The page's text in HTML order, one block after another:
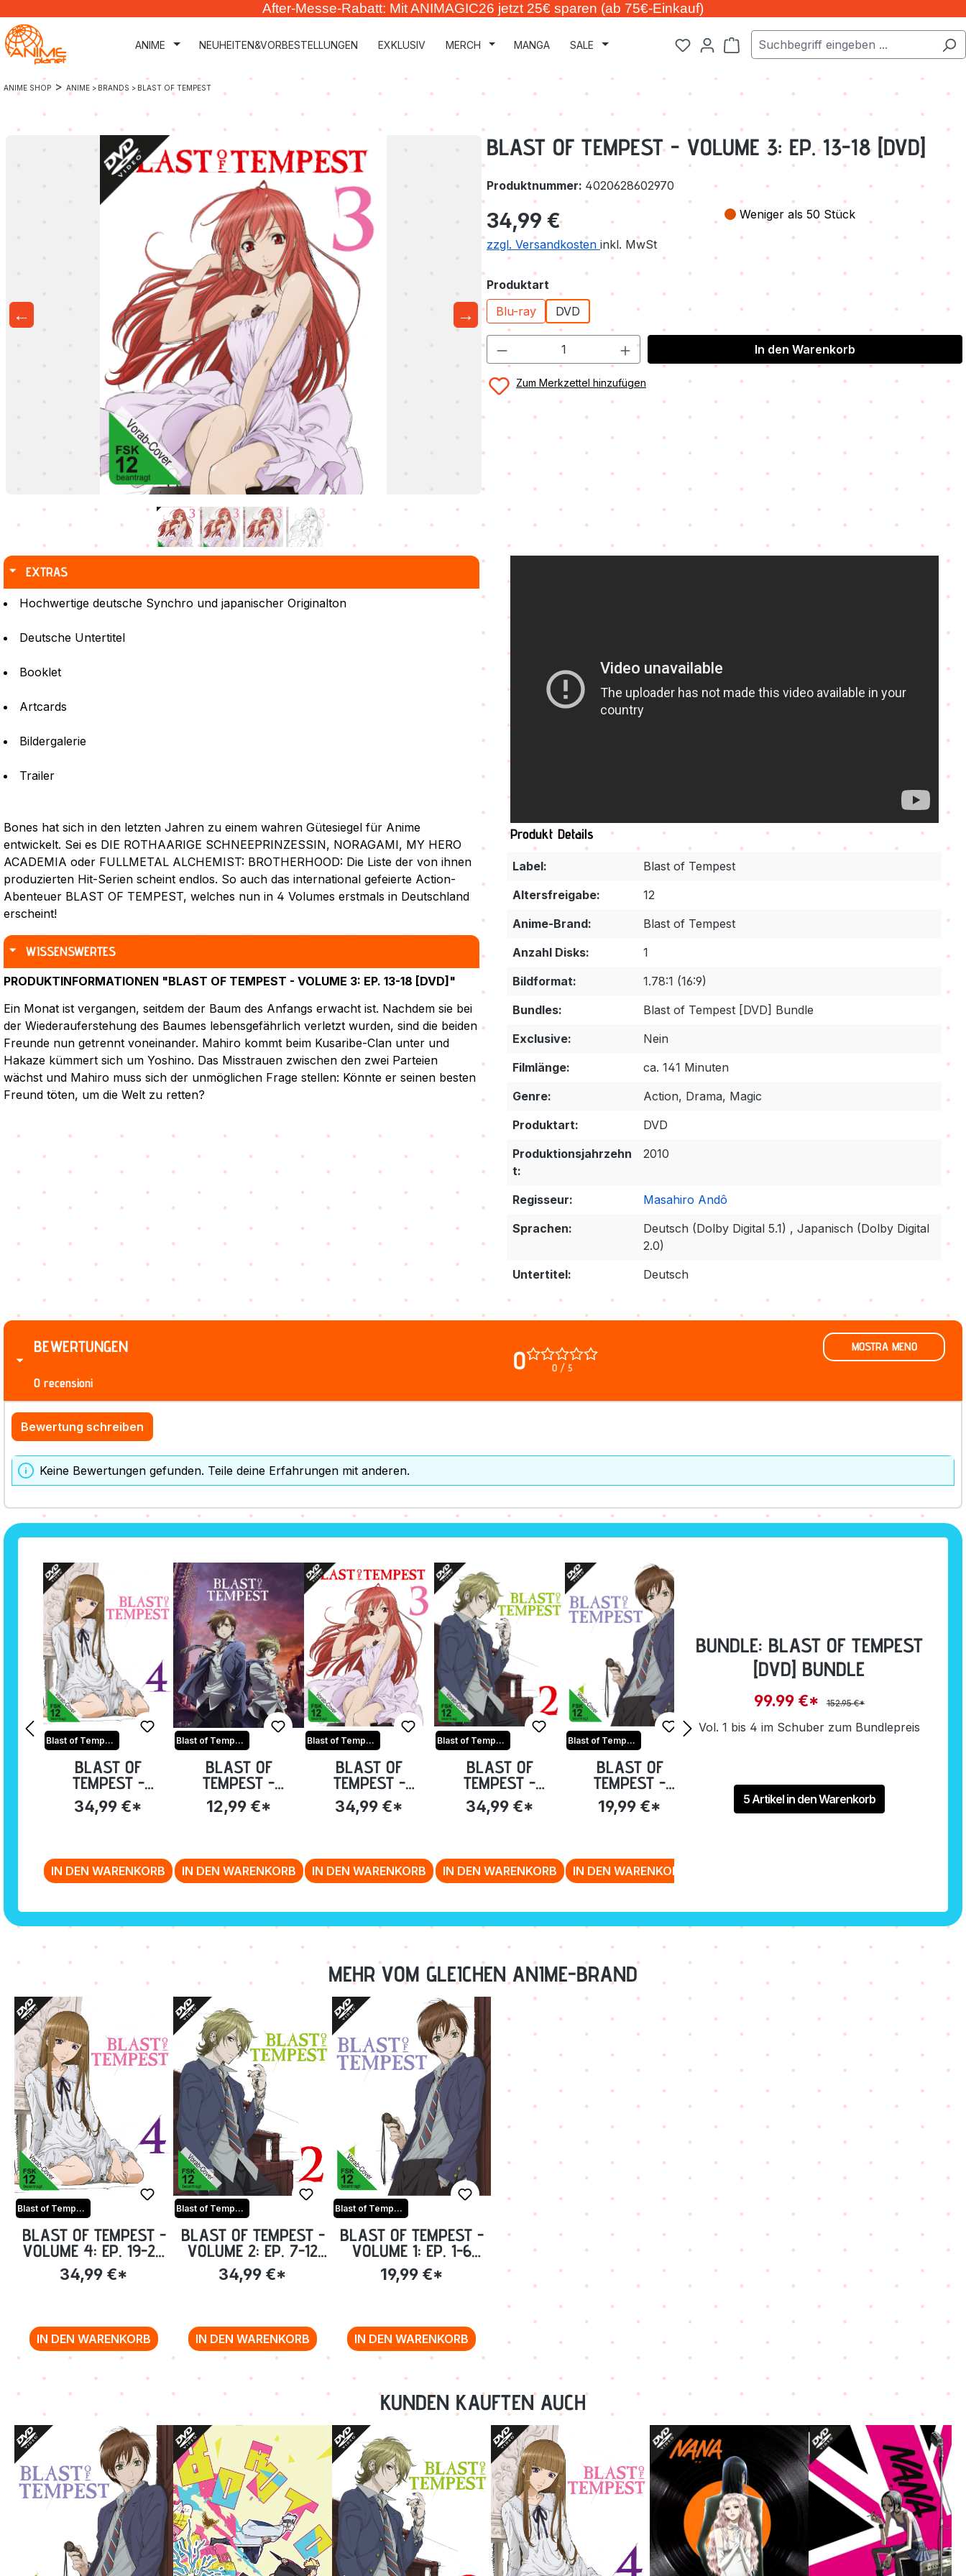
Hauptinhalt springen
Zur Suche springen
Zur Hauptnavigation springen
After-Messe-Rabatt: Mit ANIMAGIC26 jetzt 25€ sparen (ab 75€-Einkauf)
ANIME NEUHEITEN&VORBESTELLUNGEN EXKLUSIV MERCH MANGA SALE Warenkorb enthält 0 Positionen. Der
ANIME SHOP > ANIME > BRANDS > BLAST OF TEMPEST
← →
BLAST OF TEMPEST - VOLUME 3: EP. 13-18 [DVD]
Produktnummer: 4020628602970
Regulärer Preis:
34,99 €
zzgl. Versandkosten inkl. MwSt
Weniger als 50 Stück
Produktart
Blu-ray
DVD
In den Warenkorb
Zum Merkzettel hinzufügen
EXTRAS
Hochwertige deutsche Synchro und japanischer Originalton
Deutsche Untertitel
Booklet
Artcards
Bildergalerie
Trailer
Bones hat sich in den letzten Jahren zu einem wahren Gütesiegel für Anime
entwickelt. Sei es DIE ROTHAARIGE SCHNEEPRINZESSIN, NORAGAMI, MY HERO
ACADEMIA oder FULLMETAL ALCHEMIST: BROTHERHOOD: Die Liste der von ihnen
produzierten Hit-Serien scheint endlos. So auch das international gefeierte Action-
Abenteuer BLAST OF TEMPEST, welches nun in 4 Volumes erstmals in Deutschland
erscheint!
WISSENSWERTES
PRODUKTINFORMATIONEN "BLAST OF TEMPEST - VOLUME 3: EP. 13-18 [DVD]"
Ein Monat ist vergangen, seitdem der Baum des Anfangs erwacht ist. Nachdem sie bei
der Wiederauferstehung des Baumes lebensgefährlich verletzt wurden, sind die beiden
Freunde nun getrennt voneinander. Mahiro kommt beim Kusaribe-Clan unter und
Hakaze kümmert sich um Yoshino. Das Misstrauen zwischen den zwei Parteien
wächst und Mahiro muss sich der unmöglichen Frage stellen: Könnte er seinen besten
Freund töten, um die Welt zu retten?
Produkt Details
Label:
Blast of Tempest
Altersfreigabe:
12
Anime-Brand:
Blast of Tempest
Anzahl Disks:
1
Bildformat:
1.78:1 (16:9)
Bundles:
Blast of Tempest [DVD] Bundle
Exclusive:
Nein
Filmlänge:
ca. 141 Minuten
Genre:
Action, Drama, Magic
Produktart:
DVD
Produktionsjahrzehn
t:
2010
Regisseur:
Masahiro Andô
Sprachen:
Deutsch (Dolby Digital 5.1) , Japanisch (Dolby Digital
2.0)
Untertitel:
Deutsch
BEWERTUNGEN 0 0 / 5
0 recensioni
MOSTRA MENO
Bewertung schreiben
Keine Bewertungen gefunden. Teile deine Erfahrungen mit anderen.
BUNDLE: BLAST OF TEMPEST
[DVD] BUNDLE
99.99 €* 152.95 €*
Vol. 1 bis 4 im Schuber zum Bundlepreis
5 Artikel in den Warenkorb
Blast of Tempest
BLAST OF
TEMPEST -
VOLUME 4: EP.
19-24 [DVD]
34,99 €*
IN DEN WARENKORB
Blast of Tempest
BLAST OF
TEMPEST -
LEERSCHUBER
12,99 €*
IN DEN WARENKORB
Blast of Tempest
BLAST OF
TEMPEST -
VOLUME 3: EP. 13-
18 [DVD]
34,99 €*
IN DEN WARENKORB
Blast of Tempest
BLAST OF
TEMPEST -
VOLUME 2: EP. 7-
12 [DVD]
34,99 €*
IN DEN WARENKORB
Blast of Tempest
BLAST OF
TEMPEST -
VOLUME 1: EP. 1-6
[DVD]
19,99 €*
IN DEN WARENKORB
MEHR VOM GLEICHEN ANIME-BRAND
Blast of Tempest
BLAST OF TEMPEST -
VOLUME 4: EP. 19-24
[DVD]
34,99 €*
IN DEN WARENKORB
Blast of Tempest
BLAST OF TEMPEST -
VOLUME 2: EP. 7-12
[DVD]
34,99 €*
IN DEN WARENKORB
Blast of Tempest
BLAST OF TEMPEST -
VOLUME 1: EP. 1-6
[DVD]
19,99 €*
IN DEN WARENKORB
KUNDEN KAUFTEN AUCH